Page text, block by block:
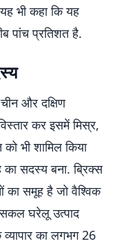
भी कहा कि यह
पांच प्रतिशत है.
और दक्षिण
कर इसमें मिस्र,
भी शामिल किया
सदस्य बना. ब्रिक्स
का समूह है जो वैश्विक
घरेलू उत्पाद
का लगभग 26